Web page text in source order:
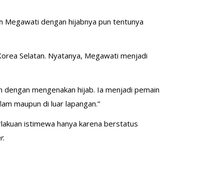
Megawati dengan hijabnya pun tentunya
Selatan. Nyatanya, Megawati menjadi
mengenakan hijab. Ia menjadi pemain
maupun di luar lapangan.”
istimewa hanya karena berstatus
.